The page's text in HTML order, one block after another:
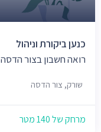
כנען ביקורת וניהול
רואה חשבון בצור הדסה
שורק, צור הדסה
מרחק של 140 מטר